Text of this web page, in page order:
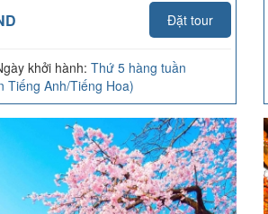
Đặt tour
khởi hành: Thứ 5 hàng tuần
Tiếng Anh/Tiếng Hoa)